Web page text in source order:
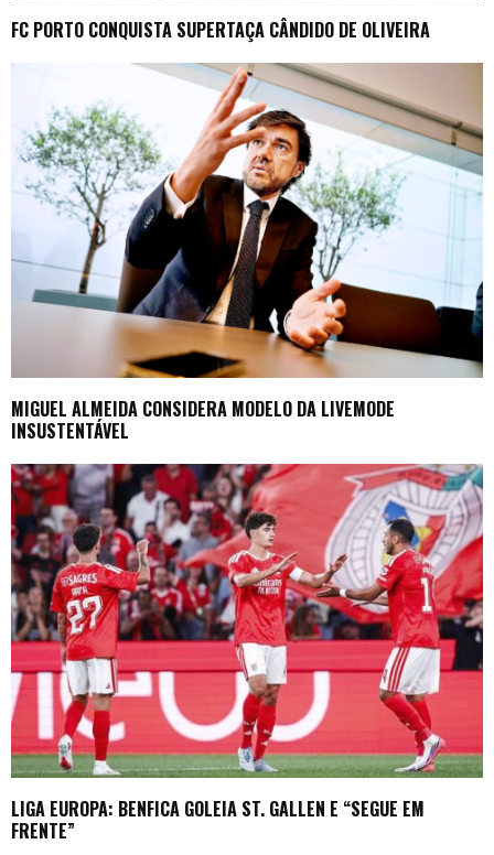
FC PORTO CONQUISTA SUPERTAÇA CÂNDIDO DE OLIVEIRA
MIGUEL ALMEIDA CONSIDERA MODELO DA LIVEMODE
INSUSTENTÁVEL
LIGA EUROPA: BENFICA GOLEIA ST. GALLEN E “SEGUE EM
FRENTE”